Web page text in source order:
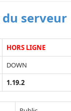
serveur
HORS LIGNE
DOWN
1.19.2